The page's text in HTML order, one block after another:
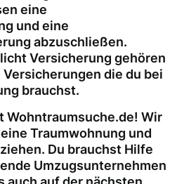
eine
und eine
abzuschließen.
Versicherung gehören
die du bei
brauchst.
Wohntraumsuche.de! Wir
Traumwohnung und
Du brauchst Hilfe
Umzugsunternehmen